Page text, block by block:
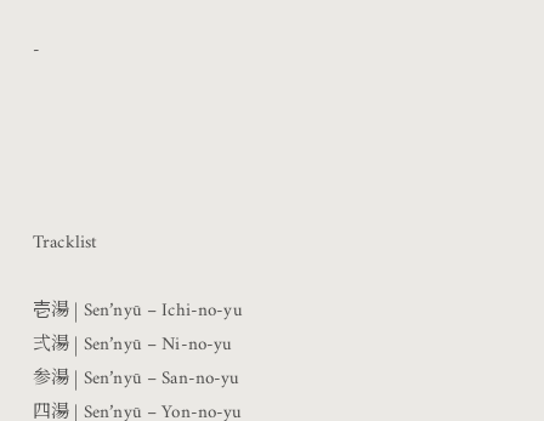
-
Tracklist
壱湯 | Sen’nyū – Ichi‑no‑yu
弍湯| Sen’nyū – Ni‑no‑yu
参湯| Sen’nyū – San‑no‑yu
四湯| Sen’nyū – Yon‑no‑yu